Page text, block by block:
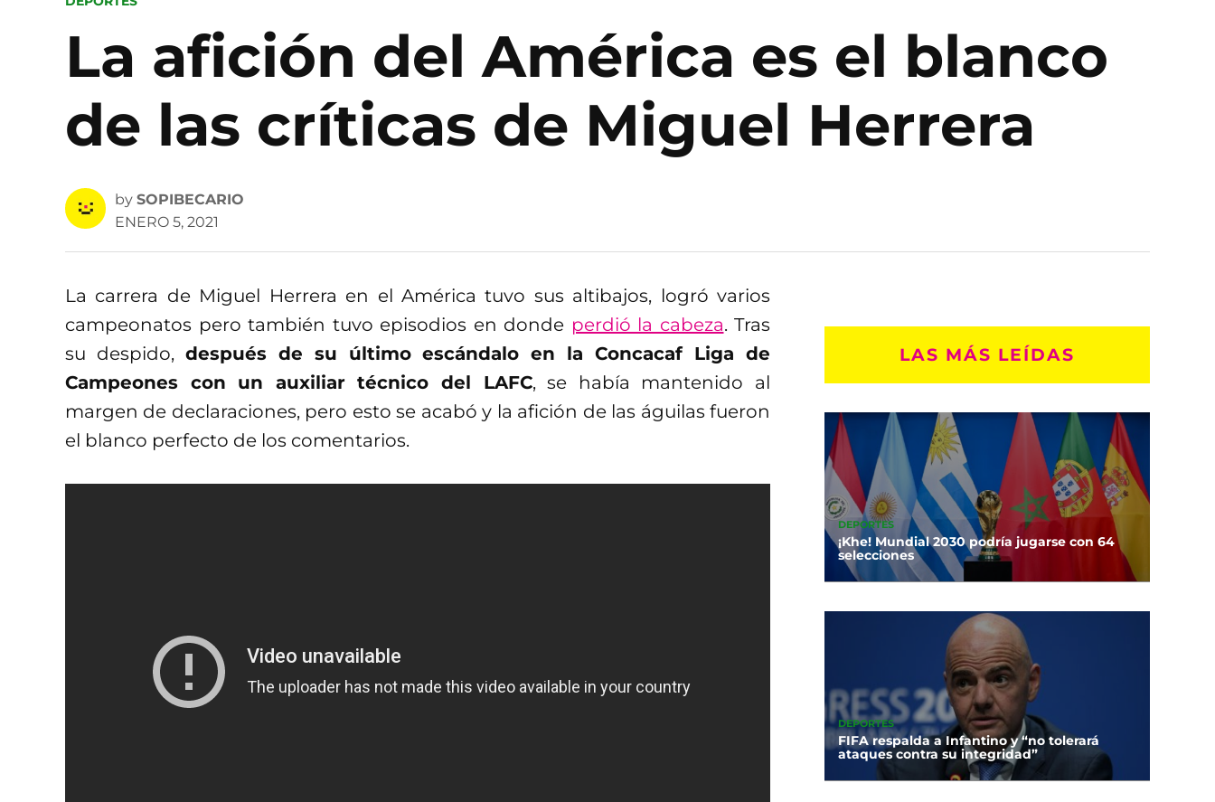
La afición del América es el blanco
de las críticas de Miguel Herrera
by SOPIBECARIO
ENERO 5, 2021
La carrera de Miguel Herrera en el América tuvo sus altibajos, logró varios
campeonatos pero también tuvo episodios en donde perdió la cabeza. Tras
su despido, después de su último escándalo en la Concacaf Liga de
Campeones con un auxiliar técnico del LAFC, se había mantenido al
margen de declaraciones, pero esto se acabó y la afición de las águilas fueron
el blanco perfecto de los comentarios.
LAS MÁS LEÍDAS
DEPORTES
¡Khe! Mundial 2030 podría jugarse con 64
selecciones
DEPORTES
FIFA respalda a Infantino y “no tolerará
ataques contra su integridad”